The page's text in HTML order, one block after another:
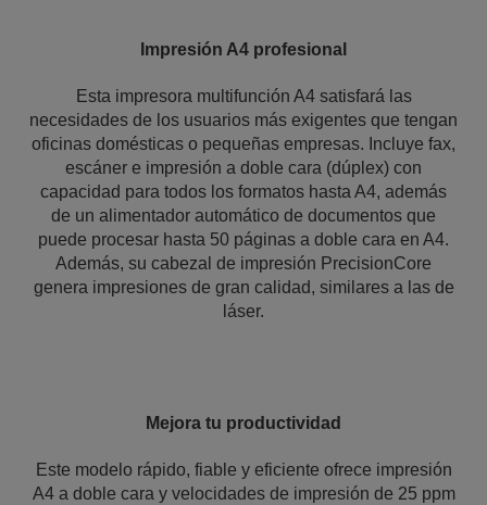
Impresión A4 profesional
Esta impresora multifunción A4 satisfará las
necesidades de los usuarios más exigentes que tengan
oficinas domésticas o pequeñas empresas. Incluye fax,
escáner e impresión a doble cara (dúplex) con
capacidad para todos los formatos hasta A4, además
de un alimentador automático de documentos que
puede procesar hasta 50 páginas a doble cara en A4.
Además, su cabezal de impresión PrecisionCore
genera impresiones de gran calidad, similares a las de
láser.
Mejora tu productividad
Este modelo rápido, fiable y eficiente ofrece impresión
A4 a doble cara y velocidades de impresión de 25 ppm